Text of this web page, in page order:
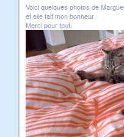
Voici quelques photos de
et elle fait mon bonheur.
Merci pour tout.